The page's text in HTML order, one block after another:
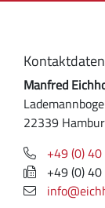
Kontaktdaten
Manfred
22339
+49 (0)
+49 (0)